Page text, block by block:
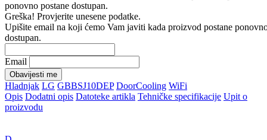
ponovno postane dostupan.
Greška! Provjerite unesene podatke.
Upišite email na koji ćemo Vam javiti kada proizvod postane
dostupan.
Email
Obavijesti me
Hladnjak LG GBBSJ10DEP DoorCooling WiFi
Opis Dodatni opis Datoteke artikla Tehničke specifikacije Upit o
proizvodu